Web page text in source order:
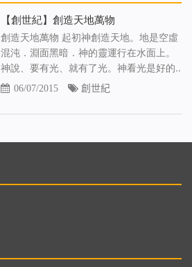
【創世紀】創造天地萬物
創造天地萬物 起初神創造天地。地是空虛
混沌．淵面黑暗．神的靈運行在水面上。
神說、要有光、就有了光。神看光是好的..
06/07/2015 創世紀